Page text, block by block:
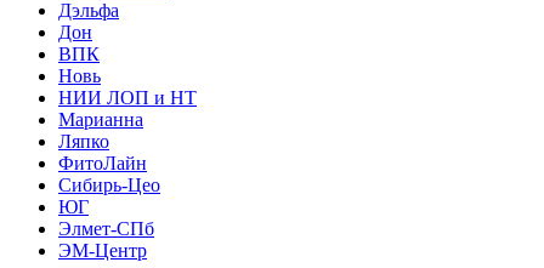
Дэльфа
Дон
ВПК
Новь
НИИ ЛОП и НТ
Марианна
Ляпко
ФитоЛайн
Сибирь-Цео
ЮГ
Элмет-СПб
ЭМ-Центр